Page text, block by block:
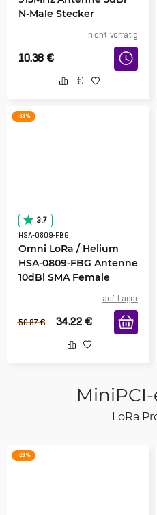
N-Male Stecker
nicht vorrätig
10.38 €
-33 %
3.7
HSA-0809-FBG
Omni LoRa / Helium
HSA-0809-FBG Antenne
10dBi SMA Female
auf Lager
50.87 € 34.22 €
LoRa
-23 %